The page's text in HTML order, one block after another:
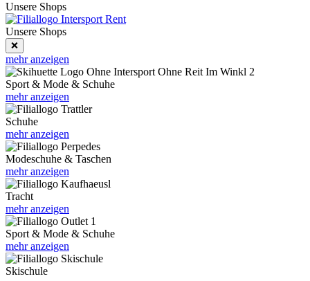
Unsere Shops
Unsere Shops
❌
mehr anzeigen
Sport & Mode & Schuhe
mehr anzeigen
Schuhe
mehr anzeigen
Modeschuhe & Taschen
mehr anzeigen
Tracht
mehr anzeigen
Sport & Mode & Schuhe
mehr anzeigen
Skischule